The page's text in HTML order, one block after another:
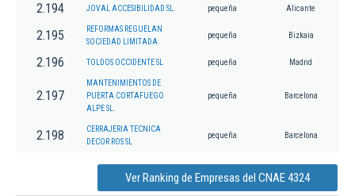
2.194 JOVAL ACCESIBILIDAD SL. pequeña Alicante
2.195
REFORMAS REGUELAN
SOCIEDAD LIMITADA.
pequeña Bizkaia
2.196 TOLDOS OCCIDENTE SL pequeña Madrid
2.197
MANTENIMIENTOS DE
PUERTA CORTAFUEGO
ALPE SL.
pequeña Barcelona
2.198
CERRAJERIA TECNICA
DECOR ROS SL
pequeña Barcelona
Ver Ranking de Empresas del CNAE 4324